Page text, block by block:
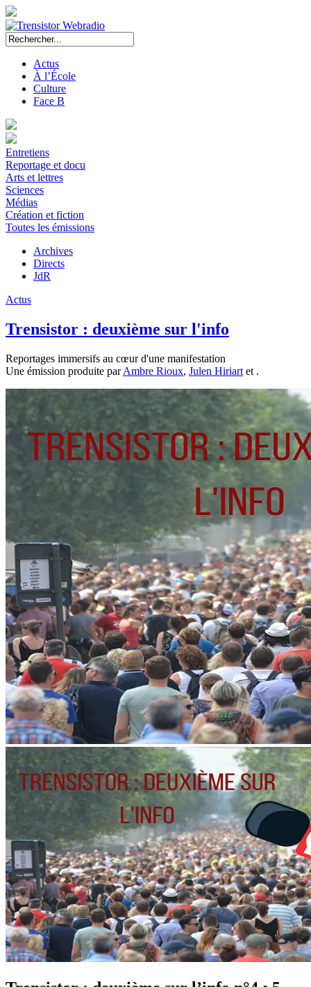
Actus
À l’École
Culture
Face B
Entretiens
Reportage et docu
Arts et lettres
Sciences
Médias
Création et fiction
Toutes les émissions
Archives
Directs
JdR
Actus
Trensistor : deuxième sur l'info
Reportages immersifs au cœur d'une manifestation
Une émission produite parAmbre Rioux, Julen Hiriart et .